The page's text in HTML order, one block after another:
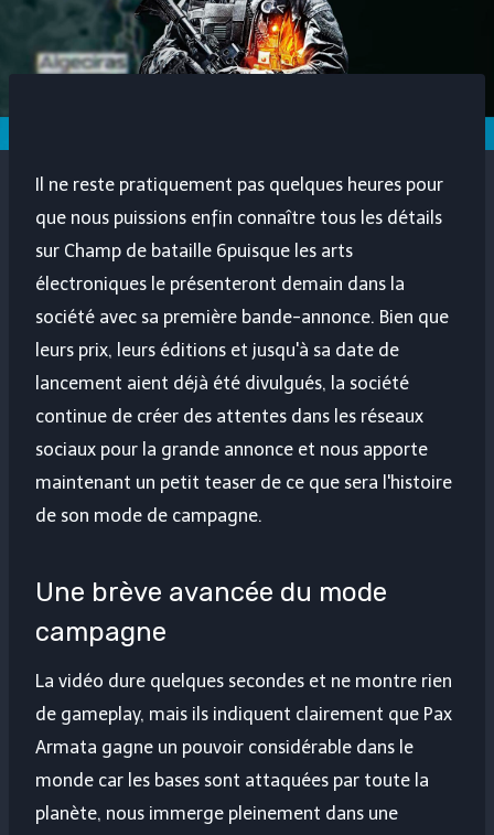
Il ne reste pratiquement pas quelques heures pour
que nous puissions enfin connaître tous les détails
sur Champ de bataille 6puisque les arts
électroniques le présenteront demain dans la
société avec sa première bande-annonce. Bien que
leurs prix, leurs éditions et jusqu'à sa date de
lancement aient déjà été divulgués, la société
continue de créer des attentes dans les réseaux
sociaux pour la grande annonce et nous apporte
maintenant un petit teaser de ce que sera l'histoire
de son mode de campagne.
Une brève avancée du mode
campagne
La vidéo dure quelques secondes et ne montre rien
de gameplay, mais ils indiquent clairement que Pax
Armata gagne un pouvoir considérable dans le
monde car les bases sont attaquées par toute la
planète, nous immerge pleinement dans une